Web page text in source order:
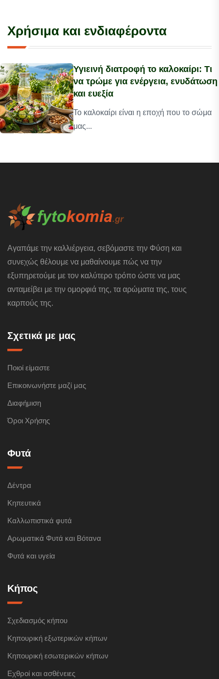
Χρήσιμα και ενδιαφέροντα
Υγιεινή διατροφή το καλοκαίρι: Τι
να τρώμε για ενέργεια, ενυδάτωση
και ευεξία
Το καλοκαίρι είναι η εποχή που το σώμα
μας...
Αγαπάμε την καλλιέργεια, σεβόμαστε την Φύση και
συνεχώς θέλουμε να μαθαίνουμε πώς να την
εξυπηρετούμε με τον καλύτερο τρόπο ώστε να μας
ανταμείβει με την ομορφιά της, τα αρώματα της, τους
καρπούς της.
Σχετικά με μας
Ποιοί είμαστε
Επικοινωνήστε μαζί μας
Διαφήμιση
Όροι Χρήσης
Φυτά
Δέντρα
Κηπευτικά
Καλλωπιστικά φυτά
Αρωματικά Φυτά και Βότανα
Φυτά και υγεία
Κήπος
Σχεδιασμός κήπου
Κηπουρική εξωτερικών κήπων
Κηπουρική εσωτερικών κήπων
Εχθροί και ασθένειες